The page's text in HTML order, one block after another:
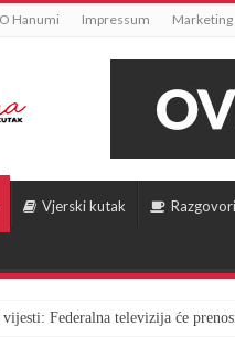
O Hanumi Impressum Marketing
Vjerski kutak Razgovori
Federalna televizija će